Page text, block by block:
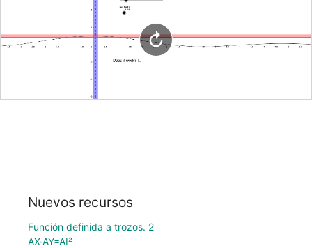
Nuevos recursos
Función definida a trozos. 2
AX·AY=AI²